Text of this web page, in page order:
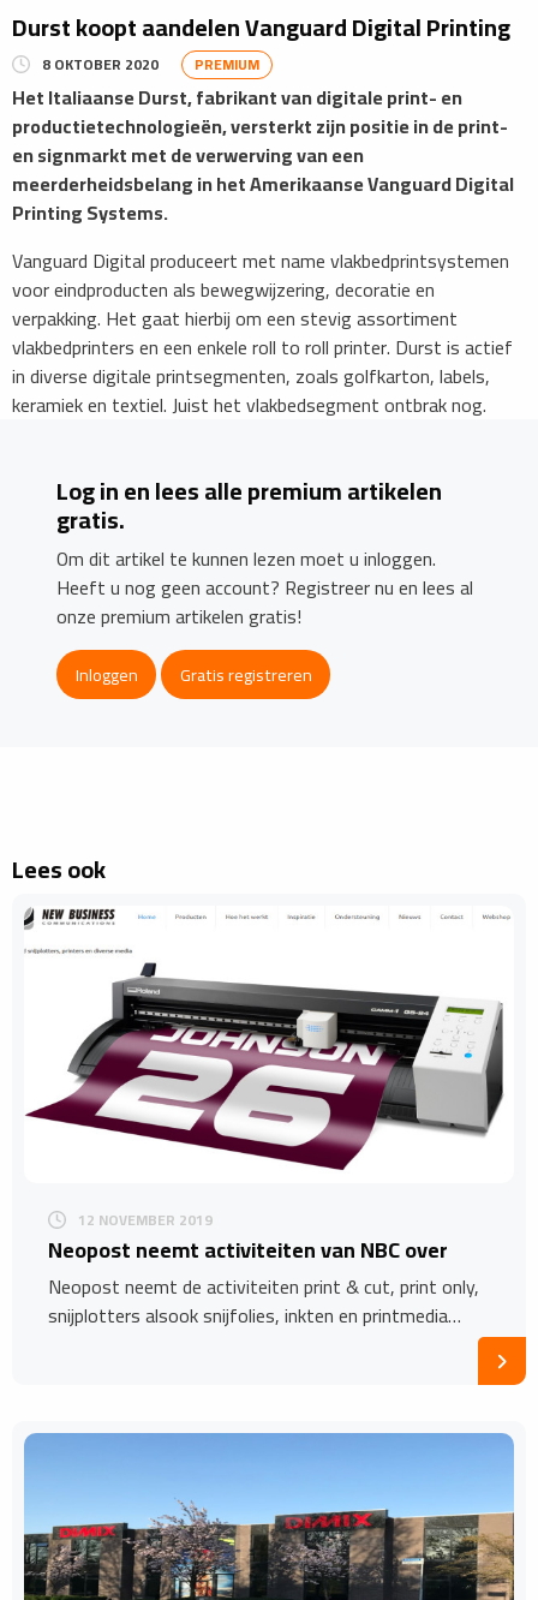
Durst koopt aandelen Vanguard Digital Printing
8 OKTOBER 2020 PREMIUM
Het Italiaanse Durst, fabrikant van digitale print- en
productietechnologieën, versterkt zijn positie in de print-
en signmarkt met de verwerving van een
meerderheidsbelang in het Amerikaanse Vanguard Digital
Printing Systems.
Vanguard Digital produceert met name vlakbedprintsystemen
voor eindproducten als bewegwijzering, decoratie en
verpakking. Het gaat hierbij om een stevig assortiment
vlakbedprinters en een enkele roll to roll printer. Durst is actief
in diverse digitale printsegmenten, zoals golfkarton, labels,
keramiek en textiel. Juist het vlakbedsegment ontbrak nog.
Log in en lees alle premium artikelen
gratis.
Om dit artikel te kunnen lezen moet u inloggen.
Heeft u nog geen account? Registreer nu en lees al
onze premium artikelen gratis!
Inloggen Gratis registreren
Lees ook
12 NOVEMBER 2019
Neopost neemt activiteiten van NBC over
Neopost neemt de activiteiten print & cut, print only,
snijplotters alsook snijfolies, inkten en printmedia…